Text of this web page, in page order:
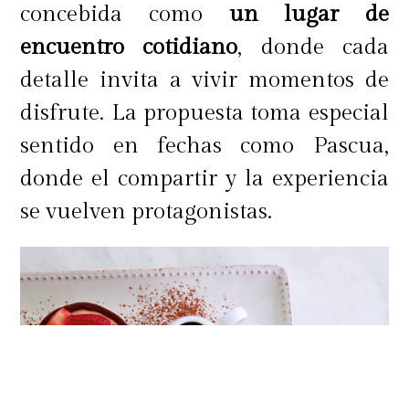
concebida como un lugar de
encuentro cotidiano, donde cada
detalle invita a vivir momentos de
disfrute. La propuesta toma especial
sentido en fechas como Pascua,
donde el compartir y la experiencia
se vuelven protagonistas.